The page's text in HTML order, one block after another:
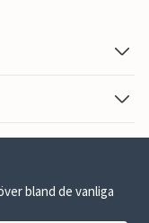
bland de vanliga